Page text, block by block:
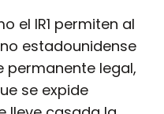
el IR1 permiten al
estadounidense
permanente legal,
se expide